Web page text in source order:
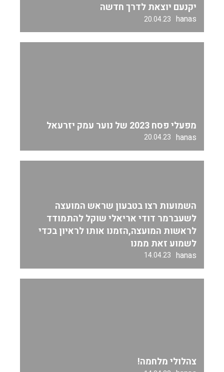
יקנעם יוצאת לדרך חדשה
hanas
20.04.23
מפעלי פסח 2023 של נוער עמק יזרעאל
hanas
20.04.23
השמועות רצו בטבעון שראש המועצה
לשעברמר דודי אריאלי שוקל להתמודד
לראשות המועצה,הזמנו אותו לראיון בכדי
לשמוע זאת ממנו
hanas
14.04.23
צהלולי מלחמה!